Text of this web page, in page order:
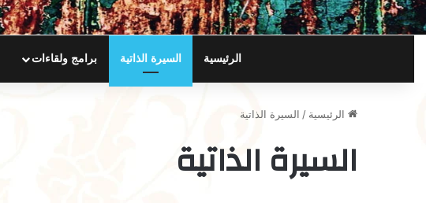
الرئيسية السيرة الذاتية برامج ولقاءات
الرئيسية / السيرة الذاتية
السيرة الذاتية